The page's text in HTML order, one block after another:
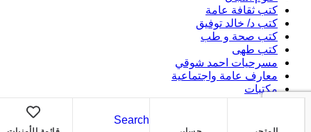
Search
كتب ثقافة عامة
كتب د/ خالد توفيق
كتب صحة و طب
كتب طهى
مسرحيات احمد شوقي
معارف عامة واجتماعية
مكتبات